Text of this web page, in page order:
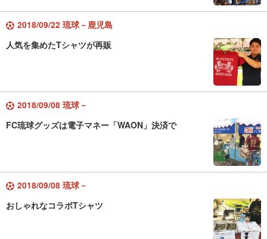
2018/09/22 琉球－鹿児島
人気を集めたTシャツが再販
2018/09/08 琉球－
FC琉球グッズは電子マネー「WAON」決済で
2018/09/08 琉球－
おしゃれなコラボTシャツ